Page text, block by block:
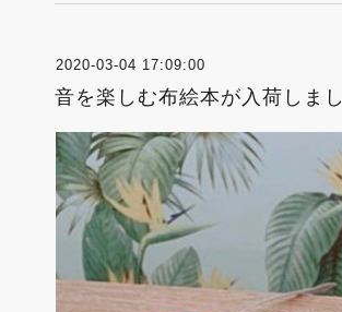
2020-03-04 17:09:00
音を楽しむ布絵本が入荷しま